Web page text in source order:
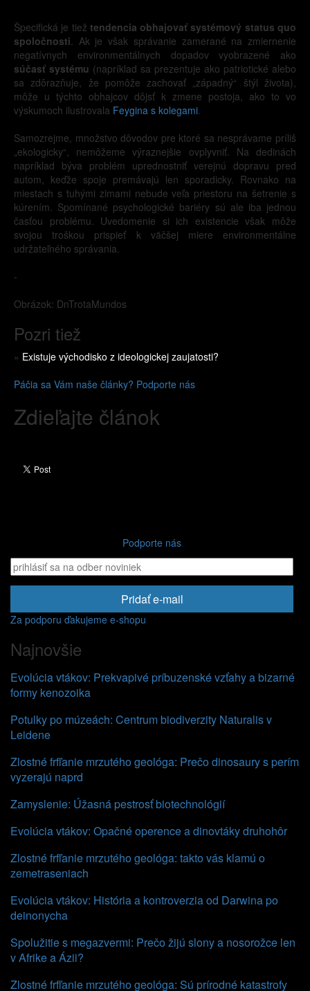
Špecifická je tiež tendencia obhajovať systémový status quo
spoločnosti. Ak je však správanie zamerané na zmiernenie
negatívnych environmentálnych dopadov vyobrazené ako
súčasť systému (napríklad sa prezentuje ako patriotické alebo
sa zdôrazňuje, že pomôže zachovať „západný“ štýl života),
môže u týchto obhajcov dôjsť k zmene postoja, ako to vo
výskumoch ilustrovala Feygina s kolegami.
Samozrejme, množstvo dôvodov pre ktoré sa nesprávame príliš
„ekologicky“, nemôžeme výraznejšie ovplyvniť. Na dedinách
napríklad býva problém uprednostniť verejnú dopravu pred
autom, keďže spoje premávajú len sporadicky. Rovnako na
miestach s tuhými zimami nebude veľa priestoru na šetrenie s
kúrením. Spomínané psychologické bariéry sú ale iba jednou
časťou problému. Uvedomenie si ich existencie však môže
svojou troškou prispieť k väčšej miere environmentálne
udržateľného správania.
-
Obrázok: DnTrotaMundos
Pozri tiež
» Existuje východisko z ideologickej zaujatosti?
Páčia sa Vám naše články? Podporte nás
Zdieľajte článok
Podporte nás
Pridať e-mail
Za podporu ďakujeme e-shopu
Najnovšie
Evolúcia vtákov: Prekvapivé príbuzenské vzťahy a bizarné
formy kenozoika
Potulky po múzeách: Centrum biodiverzity Naturalis v
Leidene
Zlostné frfľanie mrzutého geológa: Prečo dinosaury s perím
vyzerajú naprd
Zamyslenie: Úžasná pestrosť biotechnológií
Evolúcia vtákov: Opačné operence a dinovtáky druhohôr
Zlostné frfľanie mrzutého geológa: takto vás klamú o
zemetraseniach
Evolúcia vtákov: História a kontroverzia od Darwina po
deinonycha
Spolužitie s megazvermi: Prečo žijú slony a nosorožce len
v Afrike a Ázii?
Zlostné frfľanie mrzutého geológa: Sú prírodné katastrofy